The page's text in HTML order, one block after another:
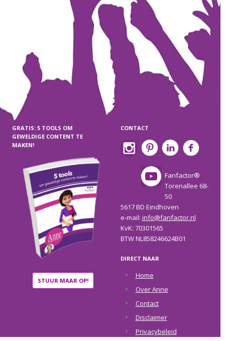
GRATIS: 5 TOOLS OM
GEWELDIGE CONTENT TE
MAKEN!
STUUR MAAR OP!
CONTACT
Fanfactor®
Torenallee 68-
50
5617 BD Eindhoven
e-mail: info@fanfactor.nl
KvK: 70301565
BTW NL858246624B01
DIRECT NAAR
Home
Over Anne
Contact
Disclaimer
Privacybeleid